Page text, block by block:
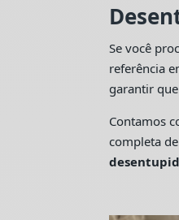
Se você
referência
garantir
Contamos
completa